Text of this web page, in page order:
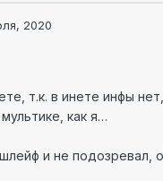
2020
т.к. в инете инфы
как я…
и не подозревал,